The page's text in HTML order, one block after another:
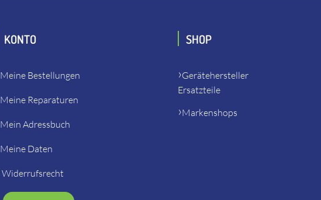
KONTO
Meine Bestellungen
Meine Reparaturen
Mein Adressbuch
Meine Daten
Widerrufsrecht
SHOP
Gerätehersteller
Ersatzteile
Markenshops